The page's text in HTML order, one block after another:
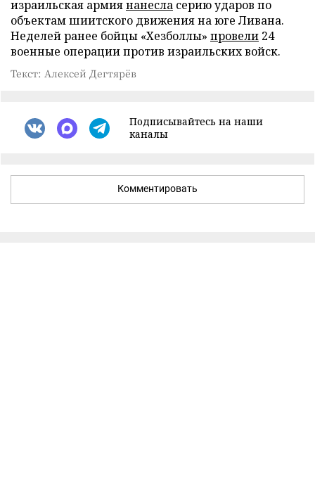
израильская армиянанесла серию ударов по
объектам шиитского движения на юге Ливана.
Неделей ранее бойцы «Хезболлы» провели 24
военные операции против израильских войск.
Текст: Алексей Дегтярёв
Подписывайтесь на наши
каналы
Комментировать